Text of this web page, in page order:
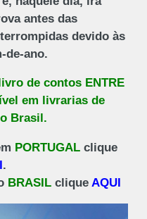
antes das
devido às
de-ano.
de contos ENTRE
em livrarias de
Brasil.
PORTUGALclique
.
BRASIL clique AQUI